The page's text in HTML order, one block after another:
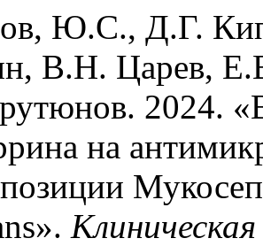
Ю.С., Д.Г.
В.Н. Царев,
2024.
на